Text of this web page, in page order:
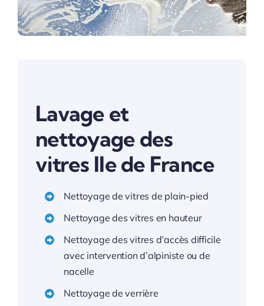
Lavage et
nettoyage des
vitres Ile de France
Nettoyage de vitres de plain-pied
Nettoyage des vitres en hauteur
Nettoyage des vitres d’accès difficile
avec intervention d’alpiniste ou de
nacelle
Nettoyage de verrière